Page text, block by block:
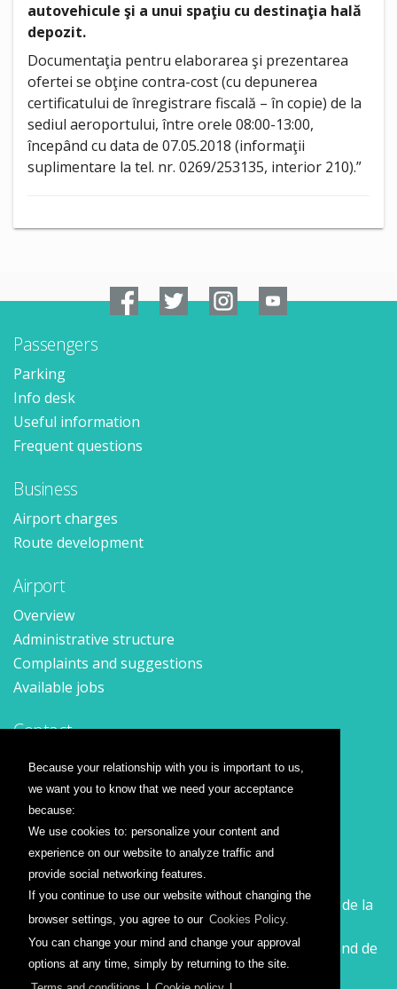
Because your relationship with you is important to us,
we want you to know that we need your acceptance
because:
We use cookies to: personalize your content and
experience on our website to analyze traffic and
provide social networking features.
If you continue to use our website without changing the
browser settings, you agree to our Cookies Policy.
You can change your mind and change your approval
options at any time, simply by returning to the site.
autovehicule şi a unui spaţiu cu destinaţia hală
depozit.
Documentaţia pentru elaborarea şi prezentarea
ofertei se obţine contra-cost (cu depunerea
certificatului de înregistrare fiscală – în copie) de la
sediul aeroportului, între orele 08:00-13:00,
începând cu data de 07.05.2018 (informaţii
suplimentare la tel. nr. 0269/253135, interior 210).”
Passengers
Parking
Info desk
Useful information
Frequent questions
Business
Airport charges
Route development
Airport
Overview
Administrative structure
Complaints and suggestions
Available jobs
Contact
Contact form
Location
Press releases
Airline companies
Wizz Air
Călătorește la Sibiu cu Wizz Air. Zboruri începând de la
26 GBP
Călătorește de la Sibiu cu Wizz Air. Zboruri începând de
la 138 RON